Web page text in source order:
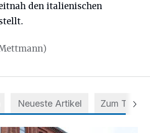
den italienischen
Neueste Artikel Zum Thema